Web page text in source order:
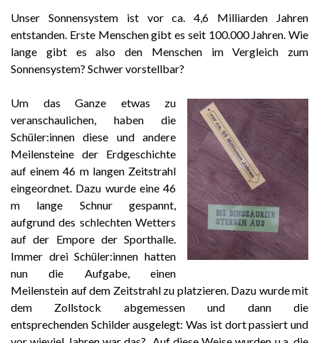
Unser Sonnensystem ist vor ca. 4,6 Milliarden Jahren
entstanden. Erste Menschen gibt es seit 100.000 Jahren. Wie
lange gibt es also den Menschen im Vergleich zum
Sonnensystem? Schwer vorstellbar?
Um das Ganze etwas zu
veranschaulichen, haben die
Schüler:innen diese und andere
Meilensteine der Erdgeschichte
auf einem 46 m langen Zeitstrahl
eingeordnet. Dazu wurde eine 46
m lange Schnur gespannt,
aufgrund des schlechten Wetters
auf der Empore der Sporthalle.
Immer drei Schüler:innen hatten
nun die Aufgabe, einen
Meilenstein auf dem Zeitstrahl zu platzieren. Dazu wurde mit
dem Zollstock abgemessen und dann die
entsprechenden Schilder ausgelegt: Was ist dort passiert und